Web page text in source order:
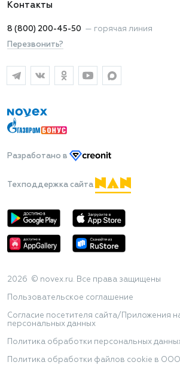
Контакты
8 (800) 200-45-50 — горячая линия
Перезвонить?
Разработано в
Техподдержка сайта
2026 © novex.ru. Все права защищены
Пользовательское соглашение
Согласие посетителя сайта/Приложения
персональных данных
Политика обработки персональных
Политика обработки файлов cookie в